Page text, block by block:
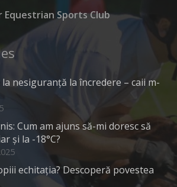
Equestrian Sports Club
la nesiguranță la încredere – caii m-
Cum am ajuns să-mi doresc să
și la -18°C?
echitația? Descoperă povestea